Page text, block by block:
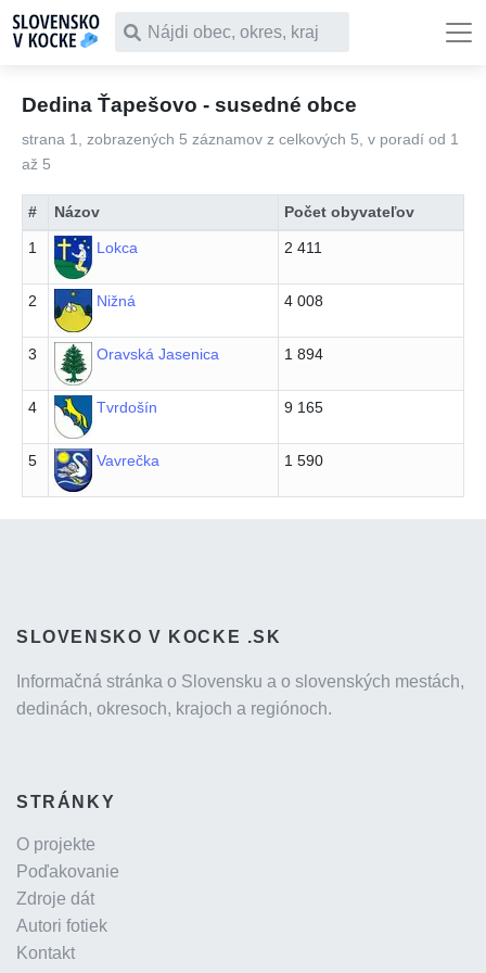
Čo chceš vyhľadať
Dedina Ťapešovo - susedné obce
strana 1, zobrazených 5 záznamov z celkových 5, v poradí od 1
až 5
# Názov Počet obyvateľov
1 Lokca 2 411
2 Nižná 4 008
3 Oravská Jasenica 1 894
4 Tvrdošín 9 165
5 Vavrečka 1 590
SLOVENSKO V KOCKE .SK
Informačná stránka o Slovensku a o slovenských mestách,
dedinách, okresoch, krajoch a regiónoch.
STRÁNKY
O projekte
Poďakovanie
Zdroje dát
Autori fotiek
Kontakt